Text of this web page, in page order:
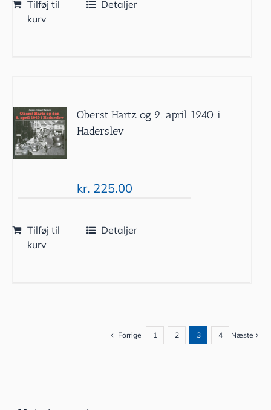
Tilføj til
kurv
Detaljer
Oberst Hartz og 9. april 1940 i
Haderslev
kr. 225.00
Tilføj til
kurv
Detaljer
Forrige 1 2 3 4 Næste